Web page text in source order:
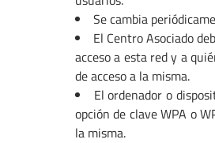
Se cambia
El Centro Asociado
acceso a esta red y a
de acceso a la misma.
El ordenador o
opción de clave WPA o
la misma.